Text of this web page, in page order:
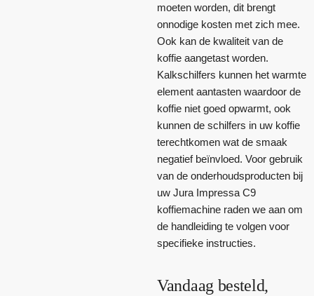
moeten worden, dit brengt
onnodige kosten met zich mee.
Ook kan de kwaliteit van de
koffie aangetast worden.
Kalkschilfers kunnen het warmte
element aantasten waardoor de
koffie niet goed opwarmt, ook
kunnen de schilfers in uw koffie
terechtkomen wat de smaak
negatief beïnvloed. Voor gebruik
van de onderhoudsproducten bij
uw Jura Impressa C9
koffiemachine raden we aan om
de handleiding te volgen voor
specifieke instructies.
Vandaag besteld,